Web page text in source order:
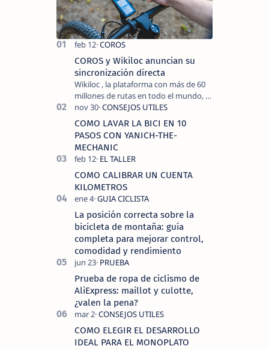
COROS y Wikiloc anuncian su
sincronización directa
Wikiloc , la plataforma con más de 60
millones de rutas en todo el mundo, y
COROS , marca de dispositivos GPS
reconocida mundialmente por su
tecnolo…
COMO LAVAR LA BICI EN 10
PASOS CON YANICH-THE-
MECHANIC
COMO CALIBRAR UN CUENTA
KILOMETROS
La posición correcta sobre la
bicicleta de montaña: guía
completa para mejorar control,
comodidad y rendimiento
Prueba de ropa de ciclismo de
AliExpress: maillot y culotte,
¿valen la pena?
COMO ELEGIR EL DESARROLLO
IDEAL PARA EL MONOPLATO